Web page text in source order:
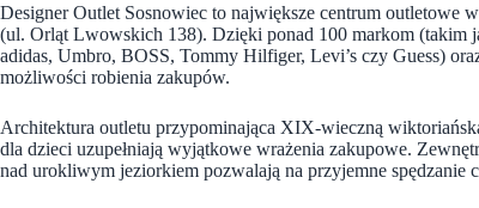
Designer Outlet Sosnowiec to największe centrum outletowe
(ul. Orląt Lwowskich 138). Dzięki ponad 100 markom (takim
adidas, Umbro, BOSS, Tommy Hilfiger, Levi’s czy Guess)
możliwości robienia zakupów.
Architektura outletu przypominająca XIX-wieczną
dla dzieci uzupełniają wyjątkowe wrażenia zakupowe.
nad urokliwym jeziorkiem pozwalają na przyjemne spędzanie